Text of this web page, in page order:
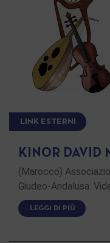
LINK ESTERNI
KINOR DAVID
(Marocco)
Giudeo-Andalusa.
LEGGI DI PIÙ